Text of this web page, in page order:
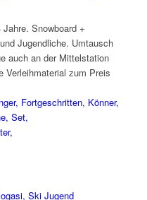
Snowboard +
Jugendliche. Umtausch
auch an der Mittelstation
Verleihmaterial zum Preis
Fortgeschritten, Könner,
Set,